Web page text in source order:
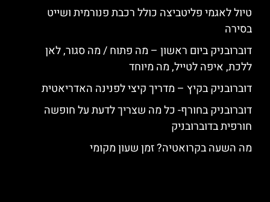
טיול לאגמי פליטביצה כולל רכבת פנורמית ושייט
בסירה
דוברובניק ביום ראשון – מה פתוח / מה סגור, לאן
ללכת, איפה לטייל, מה מיוחד
דוברובניק בקיץ – מדריך קיצי לפנינה האדריאטית
דוברובניק בחורף- כל מה שצריך לדעת על חופשה
חורפית בדוברובניק
מה השעה בקרואטיה? זמן שעון מקומי